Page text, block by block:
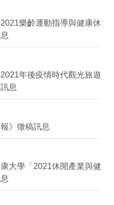
樂齡運動指導與健康休
年後疫情時代觀光旅遊
息
》徵稿訊息
大學「2021休閒產業與健